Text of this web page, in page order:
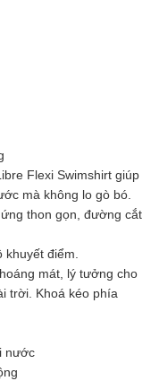
Flexi Swimshirt giúp
mà không lo gò bó.
thon gọn, đường cắt
khuyết điểm.
mát, lý tưởng cho
trời. Khoá kéo phía
nước